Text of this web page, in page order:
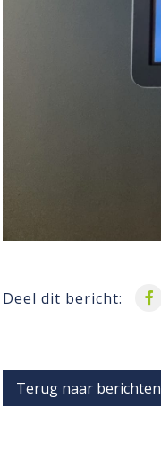
Deel dit bericht:
Terug naar berichten